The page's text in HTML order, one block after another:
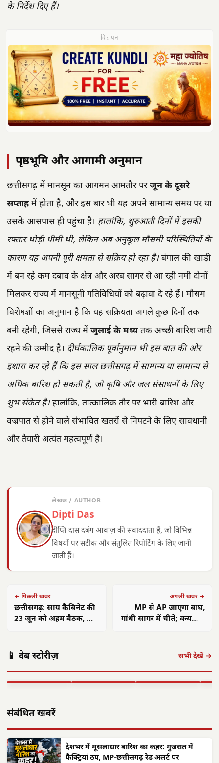
के निर्देश दिए हैं।
विज्ञापन
पृष्ठभूमि और आगामी अनुमान
छत्तीसगढ़ में मानसून का आगमन आमतौर परजून के दूसरे
सप्ताहमें होता है, और इस बार भी यह अपने सामान्य समय पर या
उसके आसपास ही पहुंचा है। हालांकि, शुरुआती दिनों में इसकी
रफ्तार थोड़ी धीमी थी, लेकिन अब अनुकूल मौसमी परिस्थितियों के
कारण यह अपनी पूरी क्षमता से सक्रिय हो रहा है।बंगाल की खाड़ी
में बन रहे कम दबाव के क्षेत्र और अरब सागर से आ रही नमी दोनों
मिलकर राज्य में मानसूनी गतिविधियों को बढ़ावा दे रहे हैं। मौसम
विशेषज्ञों का अनुमान है कि यह सक्रियता अगले कुछ दिनों तक
बनी रहेगी, जिससे राज्य में जुलाई के मध्यतक अच्छी बारिश जारी
रहने की उम्मीद है। दीर्घकालिक पूर्वानुमान भी इस बात की ओर
इशारा कर रहे हैं कि इस साल छत्तीसगढ़ में सामान्य या सामान्य से
अधिक बारिश हो सकती है, जो कृषि और जल संसाधनों के लिए
शुभ संकेत है।हालांकि, तात्कालिक तौर पर भारी बारिश और
वज्रपात से होने वाले संभावित खतरों से निपटने के लिए सावधानी
और तैयारी अत्यंत महत्वपूर्ण है।
लेखक / AUTHOR
Dipti Das
दीप्ति दास दबंग आवाज़ की संवाददाता हैं, जो विभिन्न
विषयों पर सटीक और संतुलित रिपोर्टिंग के लिए जानी
जाती हैं।
← पिछली खबर
छत्तीसगढ़: साय कैबिनेट की
23 जून को अहम बैठक, होंगे
अगली खबर →
MP से AP जाएगा बाघ,
गांधी सागर में चीते; वन्यजीव
📱 वेब स्टोरीज़ सभी देखें →
कार्यक्रम, 87
करोड़ के ऋण…
राष्ट्रीय लक्ष्य प्राप्त
मैन्युफैक्चरिंग…
का
संबंधित खबरें
देशभर में मूसलाधार बारिश का कहर: गुजरात में
फैक्ट्रियां ठप, MP-छत्तीसगढ़ रेड अलर्ट पर